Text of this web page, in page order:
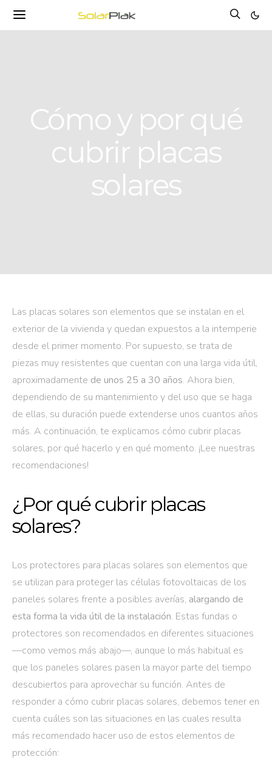
Cómo y por qué
cubrir placas
solares
Las placas solares son elementos que se instalan en el
exterior de la vivienda y quedan expuestos a la intemperie
desde el primer momento. Por supuesto, se trata de
piezas muy resistentes que cuentan con una larga vida útil,
aproximadamente de unos 25 a 30 años. Ahora bien,
dependiendo de su mantenimiento y del uso que se haga
de ellas, su duración puede extenderse unos cuantos años
más. A continuación, te explicamos cómo cubrir placas
solares, por qué hacerlo y en qué momento. ¡Lee nuestras
recomendaciones!
¿Por qué cubrir placas
solares?
Los protectores para placas solares son elementos que
se utilizan para proteger las células fotovoltaicas de los
paneles solares frente a posibles averías, alargando de
esta forma la vida útil de la instalación. Estas fundas o
protectores son recomendados en diferentes situaciones
—como vemos más abajo—, aunque lo más habitual es
que los paneles solares pasen la mayor parte del tiempo
descubiertos para aprovechar su función. Antes de
responder a cómo cubrir placas solares, debemos tener en
cuenta cuáles son las situaciones en las cuales resulta
más recomendado hacer uso de estos elementos de
protección: